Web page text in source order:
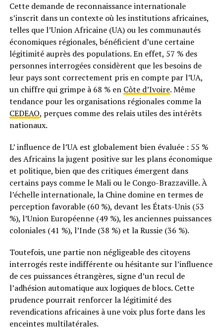
Cette demande de reconnaissance internationale
s’inscrit dans un contexte où les institutions africaines,
telles que l’Union Africaine (UA) ou les communautés
économiques régionales, bénéficient d’une certaine
légitimité auprès des populations. En effet, 57 % des
personnes interrogées considèrent que les besoins de
leur pays sont correctement pris en compte par l’UA,
un chiffre qui grimpe à 68 % en Côte d’Ivoire. Même
tendance pour les organisations régionales comme la
CEDEAO, perçues comme des relais utiles des intérêts
nationaux.
L’ influence de l’UA est globalement bien évaluée : 55 %
des Africains la jugent positive sur les plans économique
et politique, bien que des critiques émergent dans
certains pays comme le Mali ou le Congo-Brazzaville. À
l’échelle internationale, la Chine domine en termes de
perception favorable (60 %), devant les États-Unis (53
%), l’Union Européenne (49 %), les anciennes puissances
coloniales (41 %), l’Inde (38 %) et la Russie (36 %).
Toutefois, une partie non négligeable des citoyens
interrogés reste indifférente ou hésitante sur l’influence
de ces puissances étrangères, signe d’un recul de
l’adhésion automatique aux logiques de blocs. Cette
prudence pourrait renforcer la légitimité des
revendications africaines à une voix plus forte dans les
enceintes multilatérales.